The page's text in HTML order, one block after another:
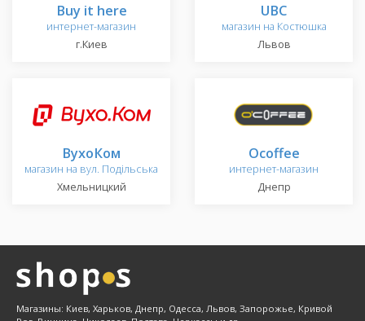
Buy it here
интернет-магазин
г.Киев
UBC
магазин на Костюшка
Львов
ВухоКом
магазин на вул. Подільська
Хмельницкий
Ocoffee
интернет-магазин
Днепр
Магазины: Киев, Харьков, Днепр, Одесса, Львов, Запорожье, Кривой